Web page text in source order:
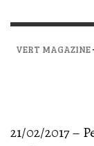
VERT MAGAZINE
21/02/2017 –